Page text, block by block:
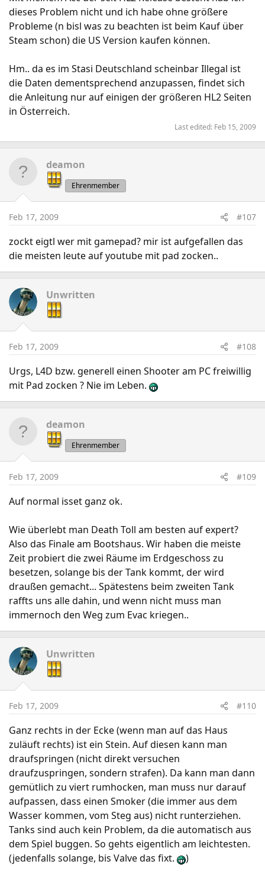
dieses Problem nicht und ich habe ohne größere
Probleme (n bisl was zu beachten ist beim Kauf über
Steam schon) die US Version kaufen können.
Hm.. da es im Stasi Deutschland scheinbar Illegal ist
die Daten dementsprechend anzupassen, findet sich
die Anleitung nur auf einigen der größeren HL2 Seiten
in Österreich.
Last edited: Feb 15, 2009
deamon
Ehrenmember
Feb 17, 2009 #107
zockt eigtl wer mit gamepad? mir ist aufgefallen das
die meisten leute auf youtube mit pad zocken..
Unwritten
Feb 17, 2009 #108
Urgs, L4D bzw. generell einen Shooter am PC freiwillig
mit Pad zocken ? Nie im Leben.
deamon
Ehrenmember
Feb 17, 2009 #109
Auf normal isset ganz ok.
Wie überlebt man Death Toll am besten auf expert?
Also das Finale am Bootshaus. Wir haben die meiste
Zeit probiert die zwei Räume im Erdgeschoss zu
besetzen, solange bis der Tank kommt, der wird
draußen gemacht... Spätestens beim zweiten Tank
raffts uns alle dahin, und wenn nicht muss man
immernoch den Weg zum Evac kriegen..
Unwritten
Feb 17, 2009 #110
Ganz rechts in der Ecke (wenn man auf das Haus
zuläuft rechts) ist ein Stein. Auf diesen kann man
draufspringen (nicht direkt versuchen
draufzuspringen, sondern strafen). Da kann man dann
gemütlich zu viert rumhocken, man muss nur darauf
aufpassen, dass einen Smoker (die immer aus dem
Wasser kommen, vom Steg aus) nicht runterziehen.
Tanks sind auch kein Problem, da die automatisch aus
dem Spiel buggen. So gehts eigentlich am leichtesten.
(jedenfalls solange, bis Valve das fixt.
)